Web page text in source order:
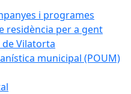
i programes
residència per a gent
de Vilatorta
municipal (POUM)